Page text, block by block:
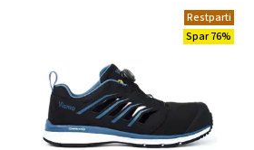
Restparti
Spar 76%